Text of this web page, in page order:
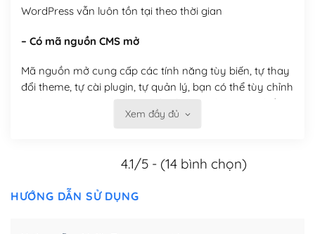
WordPress vẫn luôn tồn tại theo thời gian
– Có mã nguồn CMS mở
Mã nguồn mở cung cấp các tính năng tùy biến, tự thay
đổi theme, tự cài plugin, tự quản lý, bạn có thể tùy chỉnh
nó theo ý bạn mà không phải sử dụng dịch vụ tại bất
Có thể tùy biến trên website WordPress
Xem đầy đủ
4.1/5 - (14 bình chọn)
HƯỚNG DẪN SỬ DỤNG